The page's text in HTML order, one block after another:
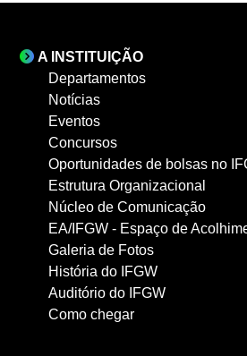
A INSTITUIÇÃO
Departamentos
Notícias
Eventos
Concursos
Oportunidades de bolsas no
Estrutura Organizacional
Núcleo de Comunicação
EA/IFGW - Espaço de
Galeria de Fotos
História do IFGW
Auditório do IFGW
Como chegar